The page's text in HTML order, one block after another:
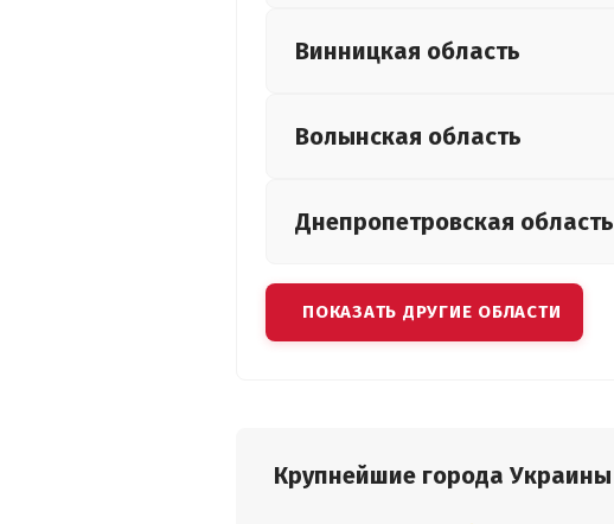
Винницкая область
Волынская область
Днепропетровская область
ПОКАЗАТЬ ДРУГИЕ ОБЛАСТИ
Крупнейшие города Украины